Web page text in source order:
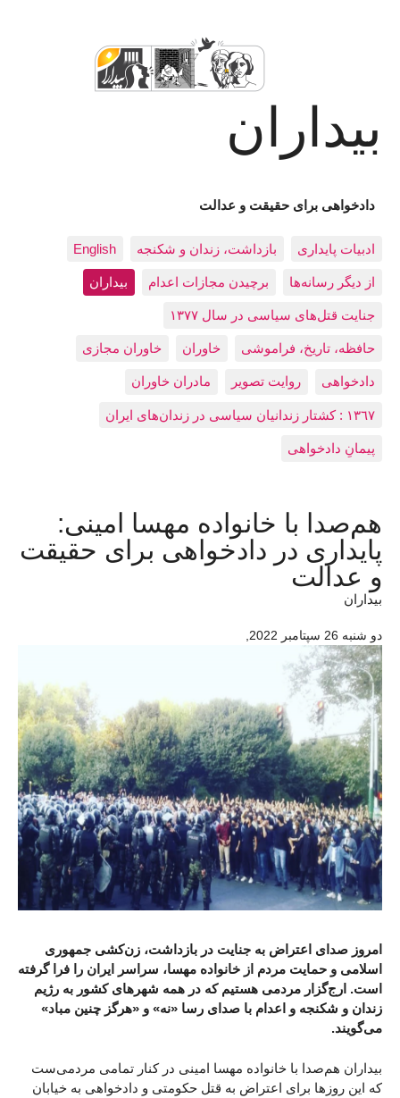
بیداران
دادخواهی برای حقیقت و عدالت
ادبيات پايداری بازداشت، زندان و شکنجه English
از دیگر رسانه‌ها برچیدن مجازات اعدام بيداران
جنایت قتل‌های سیاسی در سال ۱۳۷۷
حافظه، تاريخ، فراموشی خاوران خاوران مجازی
دادخواهی روایت تصویر مادران خاوران
١٣٦٧ : کشتار زندانيان سياسی در زندان‌های ایران
پیمانِ دادخواهی
هم‌صدا با خانواده مهسا امینی:
پایداری در دادخواهی برای حقیقت
و عدالت
بیداران
دو شنبه 26 سپتامبر 2022 ,
امروز صدای اعتراض به جنایت در بازداشت، زن‌کشی جمهوری
اسلامی و حمایت مردم از خانواده مهسا، سراسر ایران را فرا گرفته
است. ارج‌گزار مردمی هستیم که در همه شهرهای کشور به رژیم
زندان و شکنجه و اعدام با صدای رسا «نه» و «هرگز چنین مباد»
می‌گویند.
بیداران هم‌صدا با خانواده مهسا امینی در کنار تمامی مردمی‌ست
که این روزها برای اعتراض به قتل حکومتی و دادخواهی به خیابان